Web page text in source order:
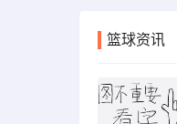
篮球资讯